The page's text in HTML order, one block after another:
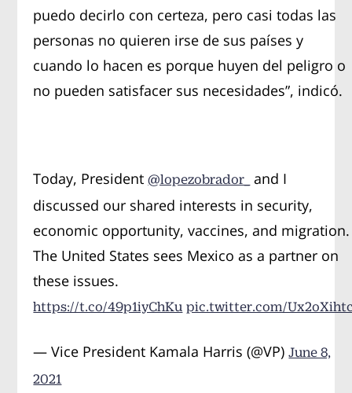
puedo decirlo con certeza, pero casi todas las
personas no quieren irse de sus países y
cuando lo hacen es porque huyen del peligro o
no pueden satisfacer sus necesidades”, indicó.
Today, President@lopezobrador_
and I
discussed our shared interests in security,
economic opportunity, vaccines, and migration.
The United States sees Mexico as a partner on
these issues.
https://t.co/49p1iyChKu pic.twitter.com/
— Vice President Kamala Harris (@VP)June 8,
2021